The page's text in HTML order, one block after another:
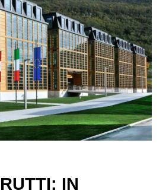
IN